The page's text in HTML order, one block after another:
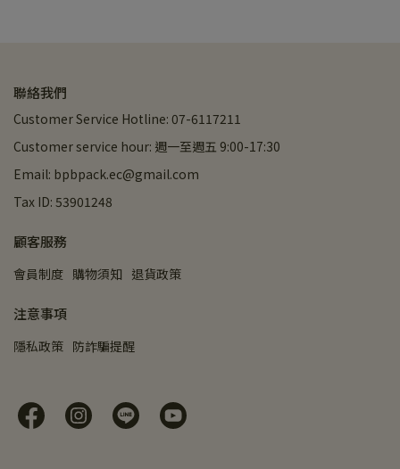
聯絡我們
Customer Service Hotline: 07-6117211
Customer service hour: 週一至週五 9:00-17:30
Email: bpbpack.ec@gmail.com
Tax ID: 53901248
顧客服務
會員制度 購物須知 退貨政策
注意事項
隱私政策 防詐騙提醒